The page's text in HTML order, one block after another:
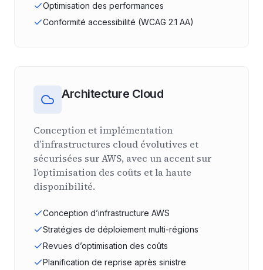
Optimisation des performances
Conformité accessibilité (WCAG 2.1 AA)
Architecture Cloud
Conception et implémentation
d’infrastructures cloud évolutives et
sécurisées sur AWS, avec un accent sur
l’optimisation des coûts et la haute
disponibilité.
Conception d’infrastructure AWS
Stratégies de déploiement multi-régions
Revues d’optimisation des coûts
Planification de reprise après sinistre